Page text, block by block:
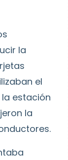
la
el
estación
la